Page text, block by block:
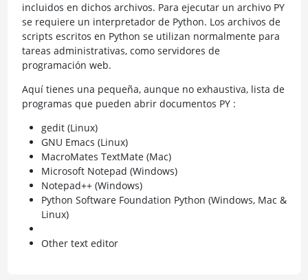
incluidos en dichos archivos. Para ejecutar un archivo PY
se requiere un interpretador de Python. Los archivos de
scripts escritos en Python se utilizan normalmente para
tareas administrativas, como servidores de
programación web.
Aquí tienes una pequeña, aunque no exhaustiva, lista de
programas que pueden abrir documentos PY :
gedit (Linux)
GNU Emacs (Linux)
MacroMates TextMate (Mac)
Microsoft Notepad (Windows)
Notepad++ (Windows)
Python Software Foundation Python (Windows, Mac &
Linux)
Other text editor